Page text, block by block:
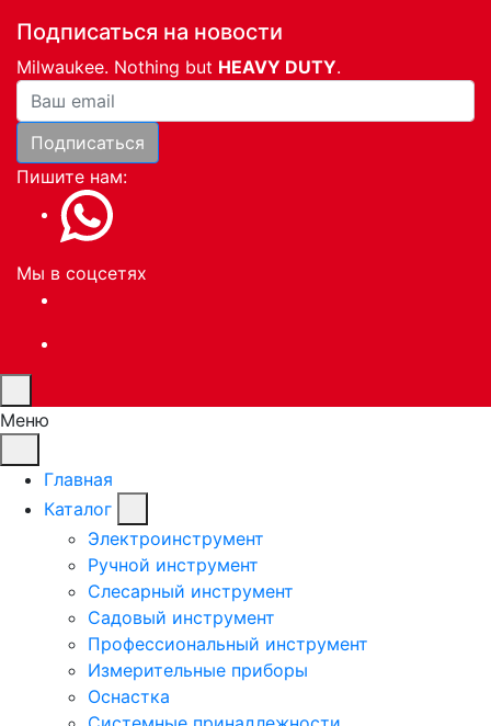
Подписаться на новости
Milwaukee. Nothing but HEAVY DUTY.
Ваша почта
Подписаться
Пишите нам:
Мы в соцсетях
Меню
Главная
Каталог
Электроинструмент
Ручной инструмент
Слесарный инструмент
Садовый инструмент
Профессиональный инструмент
Измерительные приборы
Оснастка